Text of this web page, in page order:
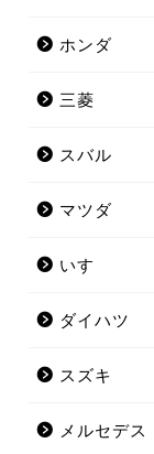
ホンダ
三菱
スバル
マツダ
いすゞ
ダイハツ
スズキ
メルセデス